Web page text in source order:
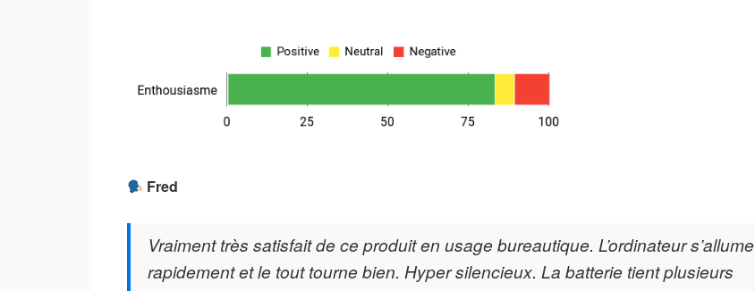
Fred
Vraiment très satisfait de ce produit en usage bureautique. L’ordinateur s’allume
rapidement et le tout tourne bien. Hyper silencieux. La batterie tient plusieurs